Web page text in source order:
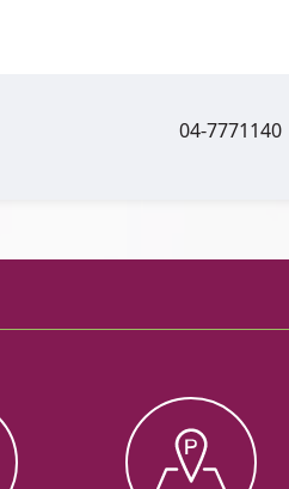
04-7771140